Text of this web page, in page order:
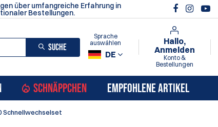
über umfangreiche Erfahrung in
Bestellungen.
SUCHE
DE
Sprache
auswählen
Hallo,
Anmelden
Konto &
Bestellungen
SCHNÄPPCHEN EMPFOHLENE ARTIKEL
Schnellwechselset